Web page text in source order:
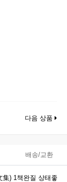
다음 상품
배송/교환
集) 1책완질 상태좋